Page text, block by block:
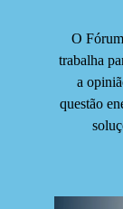
O
trabalha
a
questão